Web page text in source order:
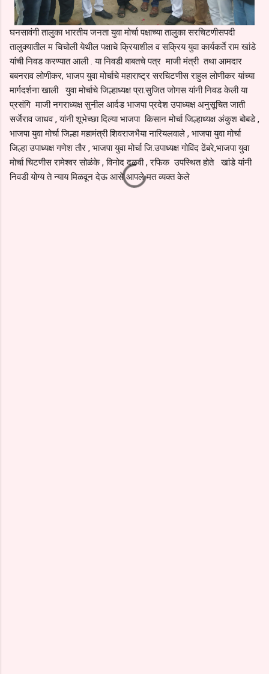
घनसावंगी तालुका भारतीय जनता युवा मोर्चा पक्षाच्या तालुका सरचिटणीसपदी
तालुक्यातील म चिचोली येथील पक्षाचे क्रियाशील व सक्रिय युवा कार्यकर्ते राम खांडे
यांची निवड करण्यात आली . या निवडी बाबतचे पत्र माजी मंत्री तथा आमदार
बबनराव लोणीकर, भाजप युवा मोर्चाचे महाराष्ट्र सरचिटणीस राहुल लोणीकर यांच्या
मार्गदर्शना खाली युवा मोर्चाचे जिल्हाध्यक्ष प्रा.सुजित जोगस यांनी निवड केली या
प्रसंगि माजी नगराध्यक्ष सुनील आर्दड भाजपा प्रदेश उपाध्यक्ष अनुसूचित जाती
सर्जेराव जाधव , यांनी शूभेच्छा दिल्या भाजपा किसान मोर्चा जिल्हाध्यक्ष अंकुश बोबडे ,
भाजपा युवा मोर्चा जिल्हा महामंत्री शिवराजभैया नारियलवाले , भाजपा युवा मोर्चा
जिल्हा उपाध्यक्ष गणेश तौर , भाजपा युवा मोर्चा जि.उपाध्यक्ष गोविंद ढेंबरे,भाजपा युवा
मोर्चा चिटणीस रामेश्वर सोळंके , विनोद दळवी , रफिक उपस्थित होते खांडे यांनी
निवडी योग्य ते न्याय मिळवून देऊ आसे आपले मत व्यक्त केले